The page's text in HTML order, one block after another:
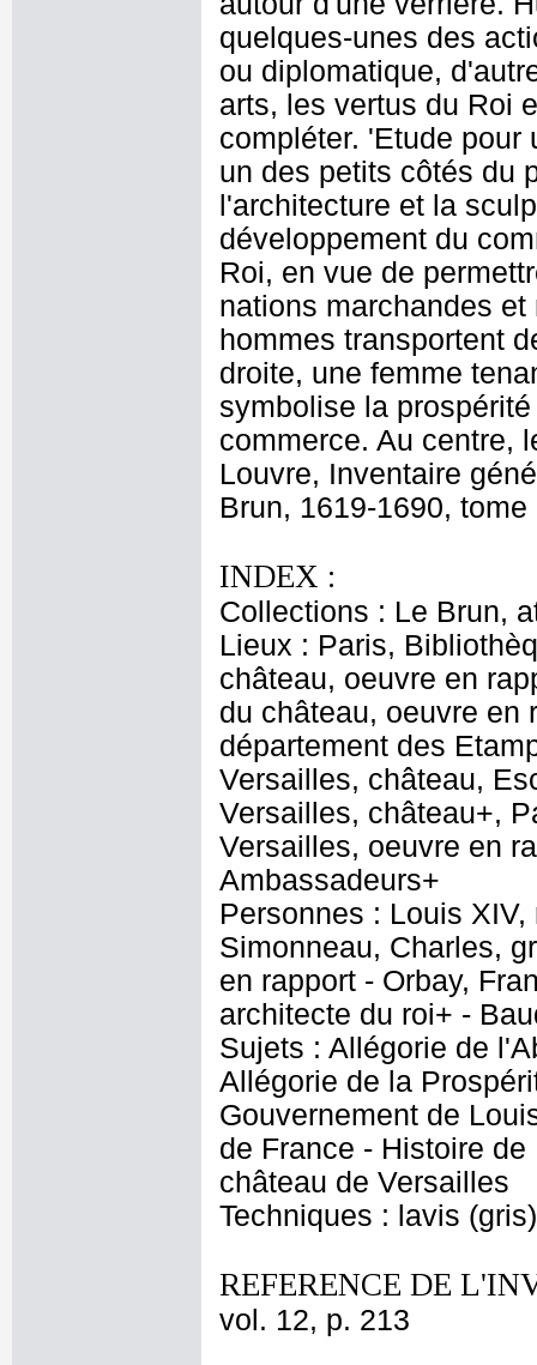
quelques-unes des
ou diplomatique,
arts, les vertus du Roi
compléter. 'Etude
un des petits côtés du
l'architecture et la
développement du
Roi, en vue de
nations marchandes
hommes transportent
droite, une femme
symbolise la
commerce. Au centre,
Louvre, Inventaire
Brun, 1619-1690,
INDEX :
Collections : Le Brun,
Lieux : Paris,
château, oeuvre en
du château, oeuvre en
département des
Versailles, château,
Versailles, château+,
Versailles, oeuvre en
Ambassadeurs+
Personnes : Louis
Simonneau, Charles,
en rapport - Orbay,
architecte du roi+ -
Sujets : Allégorie de
Allégorie de la
Gouvernement de
de France - Histoire
château de Versailles
Techniques : lavis
REFERENCE DE
vol. 12, p. 213